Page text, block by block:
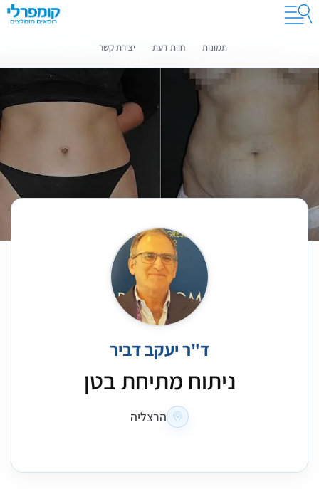
קומפרלי מסייעת לך לבחור רופאים מומלצים
תמונות חוות דעת יצירת קשר
ד"ר יעקב דביר
ניתוח מתיחת בטן
הרצליה